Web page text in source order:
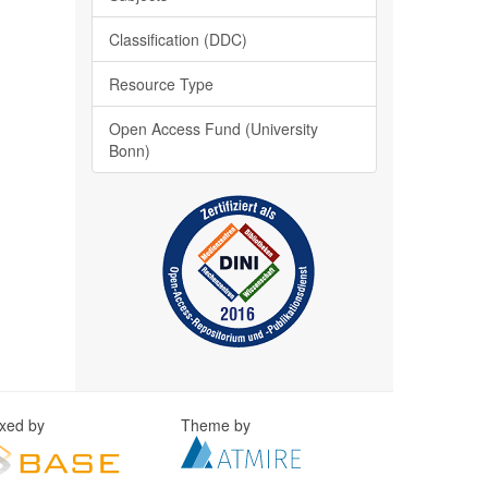
Classification (DDC)
Resource Type
Open Access Fund (University
Bonn)
by Theme by